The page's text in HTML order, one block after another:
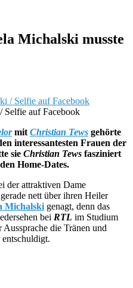
Michalski musste
Selfie auf Facebook
mit Christian Tews gehörte
interessantesten Frauen der
sie Christian Tews fasziniert
Home-Dates.
der attraktiven Dame
nett über ihren Heiler
Michalski genagt, denn das
bei RTL im Studium
die Tränen und